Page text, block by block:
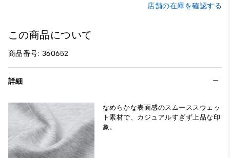
店舗の在庫を確認する
この商品について
商品番号: 360652
詳細
なめらかな表面感のスムーススウェッ
ト素材で、カジュアルすぎず上品な印
象。